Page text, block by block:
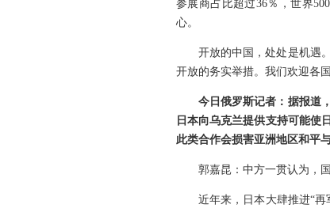
参展商占比超过36％，世界
心。
开放的中国，处处是机遇
开放的务实举措。我们欢迎各
今日俄罗斯记者：据报道
日本向乌克兰提供支持可能使
此类合作会损害亚洲地区和平
郭嘉昆：中方一贯认为，
近年来，日本大肆推进“